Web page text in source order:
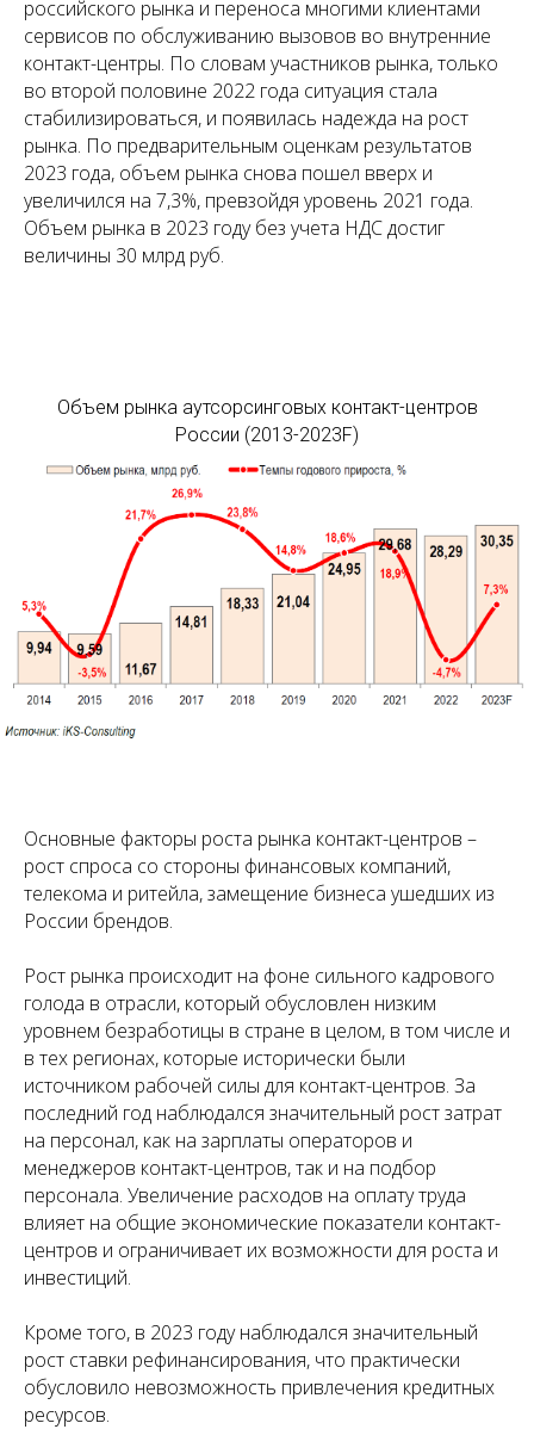
российского рынка и переноса многими клиентами
сервисов по обслуживанию вызовов во внутренние
контакт-центры. По словам участников рынка, только
во второй половине 2022 года ситуация стала
стабилизироваться, и появилась надежда на рост
рынка. По предварительным оценкам результатов
2023 года, объем рынка снова пошел вверх и
увеличился на 7,3%, превзойдя уровень 2021 года.
Объем рынка в 2023 году без учета НДС достиг
величины 30 млрд руб.
Объем рынка аутсорсинговых контакт-центров
России (2013-2023F)
Основные факторы роста рынка контакт-центров –
рост спроса со стороны финансовых компаний,
телекома и ритейла, замещение бизнеса ушедших из
России брендов.
Рост рынка происходит на фоне сильного кадрового
голода в отрасли, который обусловлен низким
уровнем безработицы в стране в целом, в том числе и
в тех регионах, которые исторически были
источником рабочей силы для контакт-центров. За
последний год наблюдался значительный рост затрат
на персонал, как на зарплаты операторов и
менеджеров контакт-центров, так и на подбор
персонала. Увеличение расходов на оплату труда
влияет на общие экономические показатели контакт-
центров и ограничивает их возможности для роста и
инвестиций.
Кроме того, в 2023 году наблюдался значительный
рост ставки рефинансирования, что практически
обусловило невозможность привлечения кредитных
ресурсов.